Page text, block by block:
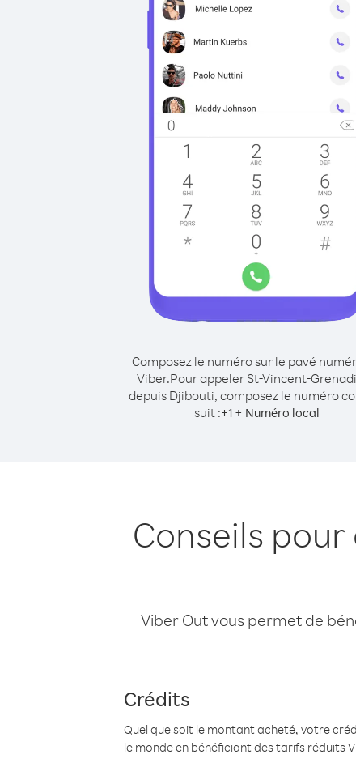
Composez le numéro sur le pavé
Viber.Pour appeler St-Vincent-
depuis Djibouti, composez le numéro
suit :+1+ Numéro local
Conseils
Viber Out vous permet de
Crédits
Quel que soit le montant acheté, votre
le monde en bénéficiant des tarifs réduits